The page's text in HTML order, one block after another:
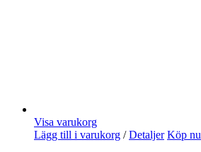
Visa varukorg
Lägg till i varukorg / Detaljer Köp nu